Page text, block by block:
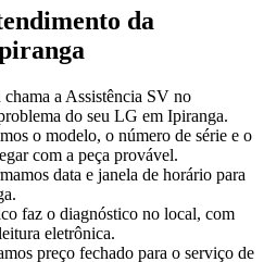
da
a Assistência SV no
do seu LG em Ipiranga.
o modelo, o número de série e o
com a peça provável.
data e janela de horário para
faz o diagnóstico no local, com
eletrônica.
preço fechado para o serviço de